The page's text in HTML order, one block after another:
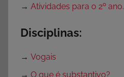
→ Atividades para o 2º ano.
Disciplinas:
→ Vogais
→ O que é substantivo?